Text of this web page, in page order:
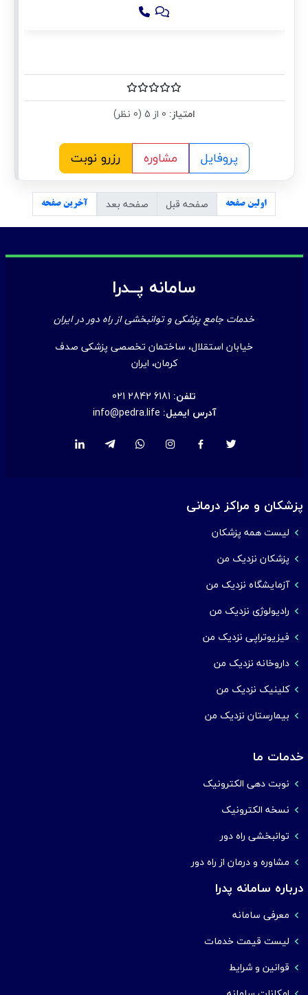
امتیاز:
پروفایل مشاوره رزرو نوبت
اولین صفحه صفحه قبل صفحه بعد آخرین صفحه
سامانه پــدرا
خدمات جامع پزشکی و توانبخشی از راه دور در ایران
خیابان استقلال، ساختمان تخصصی پزشکی صدف
کرمان، ایران
تلفن: 021 2842 6181
آدرس ایمیل: info@pedra.life
پزشکان و مراکز درمانی
لیست همه پزشکان
پزشکان نزدیک من
آزمایشگاه نزدیک من
رادیولوژی نزدیک من
فیزیوتراپی نزدیک من
داروخانه نزدیک من
کلینیک نزدیک من
بیمارستان نزدیک من
خدمات ما
نوبت دهی الکترونیک
نسخه الکترونیک
توانبخشی راه دور
مشاوره و درمان از راه دور
درباره سامانه پدرا
معرفی سامانه
لیست قیمت خدمات
قوانین و شرایط